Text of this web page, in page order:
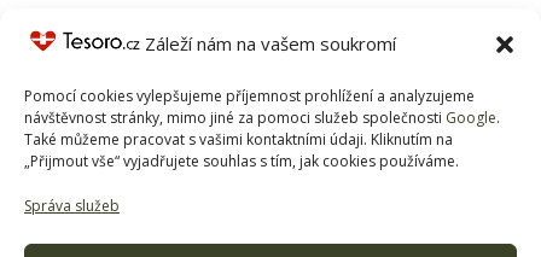
Záleží nám na vašem soukromí
Pomocí cookies vylepšujeme příjemnost prohlížení a analyzujeme
návštěvnost stránky, mimo jiné za pomoci služeb společnosti Google.
Také můžeme pracovat s vašimi kontaktními údaji. Kliknutím na
„Přijmout vše“ vyjadřujete souhlas s tím, jak cookies používáme.
Správa služeb